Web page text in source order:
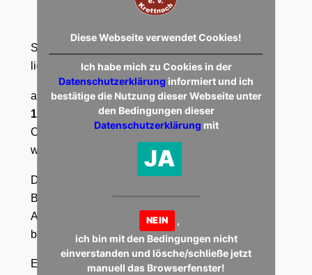
Diese Webseite verwendet Cookies!
Ich habe mich zu Cookies in der
Datenschutzerklärung informiert und ich
bestätige die Nutzung dieser Webseite unter
den Bedingungen dieser
Datenschutzerklärung mit
JA
NEIN
ich bin mit den Bedingungen nicht
einverstanden und lösche/schließe jetzt
manuell das Browserfenster!
Sehr geehrte Damen und Herren,
liebe Sportfreunde,
am
Samstag, dem 02.11.2013, Spielbeginn um
15.00 Uhr
, heißen wir die Mannschaft der SG
Osburg und mitgereisten Anhang herzlich
willkommen.
Die Partie hat für beide Teams erhebliche
Bedeutung, da jeder versuchen wird, den
Anschluss an das Tabellenmittelfeld zu
bekommen.
Es darf deshalb auch heute wieder eine